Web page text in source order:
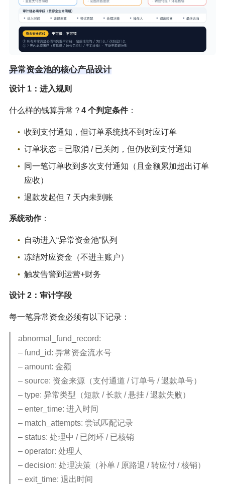
异常资金池的核心产品设计
设计 1：进入规则
什么样的钱算异常？ 4 个判定条件：
收到支付通知，但订单系统找不到对应订单
订单状态 = 已取消 / 已关闭，但仍收到支付通知
同一笔订单收到多次支付通知（且金额累加超出订单
应收）
退款发起但 7 天内未到账
系统动作：
自动进入“异常资金池”队列
冻结对应资金（不进主账户）
触发告警到运营+财务
设计 2：审计字段
每一笔异常资金必须有以下记录：
abnormal_fund_record:
– fund_id: 异常资金流水号
– amount: 金额
– source: 资金来源（支付通道 / 订单号 / 退款单号）
– type: 异常类型（短款 / 长款 / 悬挂 / 退款失败）
– enter_time: 进入时间
– match_attempts: 尝试匹配记录
– status: 处理中 / 已闭环 / 已核销
– operator: 处理人
– decision: 处理决策（补单 / 原路退 / 转应付 / 核销）
– exit_time: 退出时间